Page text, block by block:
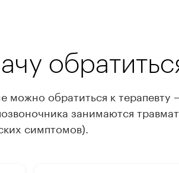
Подробнее
можно обратиться к
занимаются
симптомов).